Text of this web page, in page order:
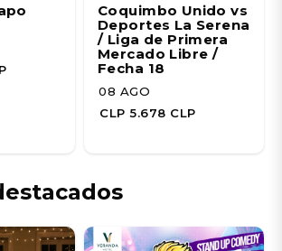
Coquimbo Unido vs
Deportes La Serena
/ Liga de Primera
Mercado Libre /
Fecha 18
08 AGO
CLP 5.678 CLP